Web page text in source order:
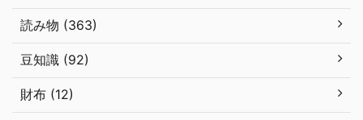
読み物 (363)
豆知識 (92)
財布 (12)